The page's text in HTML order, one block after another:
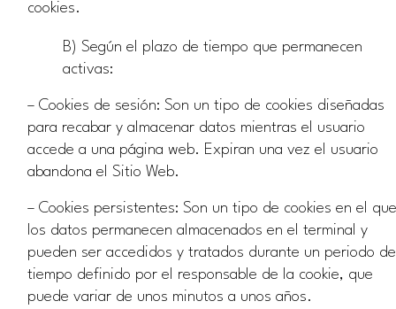
cookies.
B) Según el plazo de tiempo que permanecen
activas:
– Cookies de sesión: Son un tipo de cookies diseñadas
para recabar y almacenar datos mientras el usuario
accede a una página web. Expiran una vez el usuario
abandona el Sitio Web.
– Cookies persistentes: Son un tipo de cookies en el que
los datos permanecen almacenados en el terminal y
pueden ser accedidos y tratados durante un periodo de
tiempo definido por el responsable de la cookie, que
puede variar de unos minutos a unos años.